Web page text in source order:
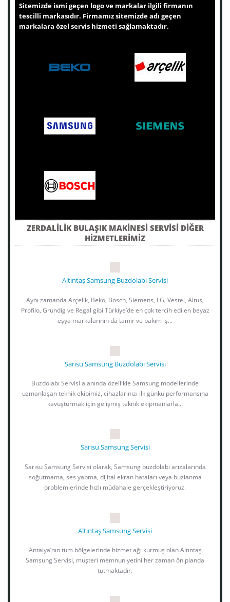
Sitemizde ismi geçen logo ve markalar ilgili firmanın
tescilli markasıdır. Firmamız sitemizde adı geçen
markalara özel servis hizmeti sağlamaktadır.
ZERDALILIK BULAŞIK MAKINESI SERVISI DIĞER
HIZMETLERIMIZ
Altıntaş Samsung Buzdolabı Servisi
Aynı zamanda Arçelik, Beko, Bosch, Siemens, LG, Vestel, Altus,
Profilo, Grundig ve Regal gibi Türkiye’de en çok tercih edilen beyaz
eşya markalarının da tamir ve bakım iş...
Sarısu Samsung Buzdolabı Servisi
Buzdolabı Servisi alanında özellikle Samsung modellerinde
uzmanlaşan teknik ekibimiz, cihazlarınızı ilk günkü performansına
kavuşturmak için gelişmiş teknik ekipmanlarla...
Sarısu Samsung Servisi
Sarısu Samsung Servisi olarak, Samsung buzdolabı arızalarında
soğutmama, ses yapma, dijital ekran hataları veya buzlanma
problemlerinde hızlı müdahale gerçekleştiriyoruz.
Altıntaş Samsung Servisi
Antalya’nın tüm bölgelerinde hizmet ağı kurmuş olan Altıntaş
Samsung Servisi, müşteri memnuniyetini her zaman ön planda
tutmaktadır.